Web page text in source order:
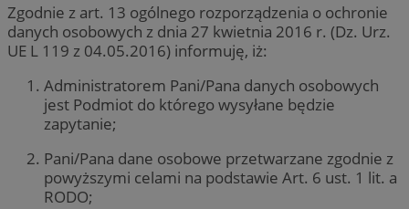
Zgodnie z art. 13 ogólnego rozporządzenia o ochronie
danych osobowych z dnia 27 kwietnia 2016 r. (Dz. Urz.
UE L 119 z 04.05.2016) informuję, iż:
Administratorem Pani/Pana danych osobowych
jest Podmiot do którego wysyłane będzie
zapytanie;
Pani/Pana dane osobowe przetwarzane zgodnie z
powyższymi celami na podstawie Art. 6 ust. 1 lit. a
RODO;